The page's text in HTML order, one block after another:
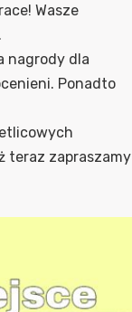
Wasze
nagrody dla
Ponadto
teraz zapraszamy